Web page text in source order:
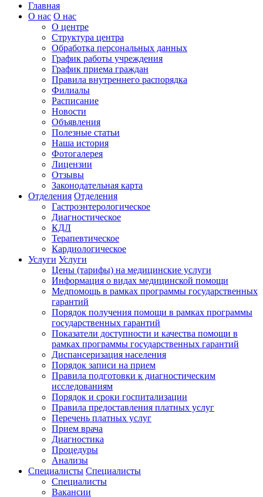
Главная
О нас О нас
О центре
Структура центра
Обработка персональных данных
График работы учреждения
График приема граждан
Правила внутреннего распорядка
Филиалы
Расписание
Новости
Объявления
Полезные статьи
Наша история
Фотогалерея
Лицензии
Отзывы
Законодательная карта
Отделения Отделения
Гастроэнтерологическое
Диагностическое
КДЛ
Терапевтическое
Кардиологическое
Услуги Услуги
Цены (тарифы) на медицинские услуги
Информация о видах медицинской помощи
Медпомощь в рамках программы государственных
гарантий
Порядок получения помощи в рамках программы
государственных гарантий
Показатели доступности и качества помощи в
рамках программы государственных гарантий
Диспансеризация населения
Порядок записи на прием
Правила подготовки к диагностическим
исследованиям
Порядок и сроки госпитализации
Правила предоставления платных услуг
Перечень платных услуг
Прием врача
Диагностика
Процедуры
Анализы
Специалисты Специалисты
Специалисты
Вакансии